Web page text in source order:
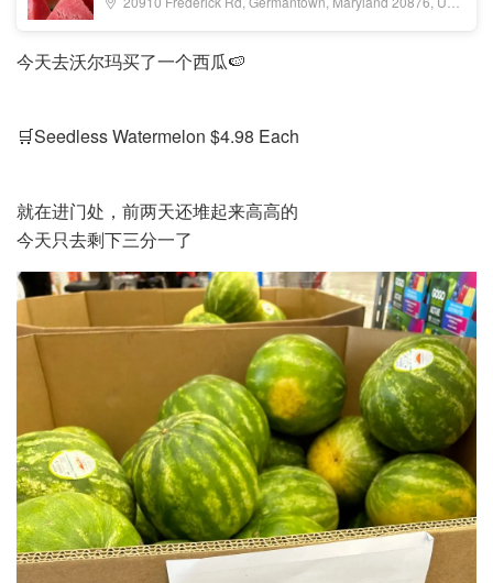
今天去沃尔玛买了一个西瓜🍉
🛒Seedless Watermelon $4.98 Each
就在进门处，前两天还堆起来高高的
今天只去剩下三分一了